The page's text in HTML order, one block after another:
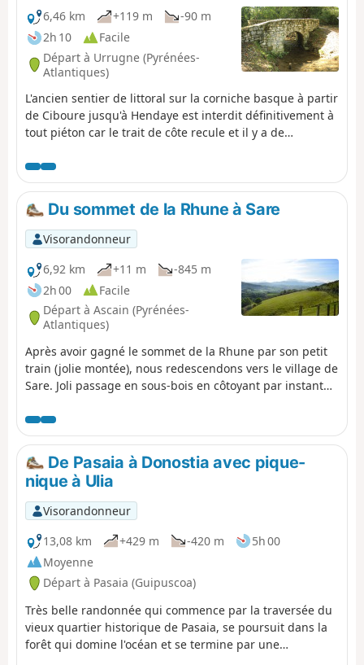
6,46 km +119 m
-90 m
2h 10
Facile
Départ à Urrugne (Pyrénées-
Atlantiques)
L'ancien sentier de littoral sur la corniche basque à partir
de Ciboure jusqu'à Hendaye est interdit définitivement à
tout piéton car le trait de côte recule et il y a de
sentier, plus à l'intérieur des terres est proposé par le
Département des Pyrénées-Atlantiques de façon
provisoire. C'est cet itinéraire qui est décrit ici. (!)
Remarque d'un utilisateur du 30août 2025 >Bonjour,
l'accès à cet itinéraire est désormais interdit entre
SOCOA point (1) et la maison de la corniche point (8) par
arrêté préfectoral. En conséquence pouvez vous mettre
en observation cette restriction car j'ai renseigné et
dissuadé des randonneurs qui >s'aventuraient sur cette
portion.>NOTA le commentaire du 25 juillet 2025 fait
l'objet de cette proposition mais les panneaux n'étaient
pas encore positionnés.FFRando64. GR®8 littoralpdf
explicatif de FFRando 64
Du sommet de la Rhune à Sare
Visorandonneur
6,92 km
+11 m
-845 m
2h 00
Facile
Départ à Ascain (Pyrénées-
Atlantiques)
Après avoir gagné le sommet de la Rhune par son petit
train (jolie montée), nous redescendons vers le village de
Sare. Joli passage en sous-bois en côtoyant par instant
De Pasaia à Donostia avec pique-
nique à Ulia
Visorandonneur
13,08 km
+429 m -420 m
5h 00
Moyenne
Départ à Pasaia (Guipuscoa)
Très belle randonnée qui commence par la traversée du
vieux quartier historique de Pasaia, se poursuit dans la
forêt qui domine l'océan et se termine par une